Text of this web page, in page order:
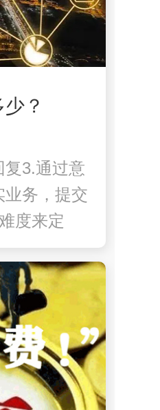
？
复3.通过意
业务，提交
度来定